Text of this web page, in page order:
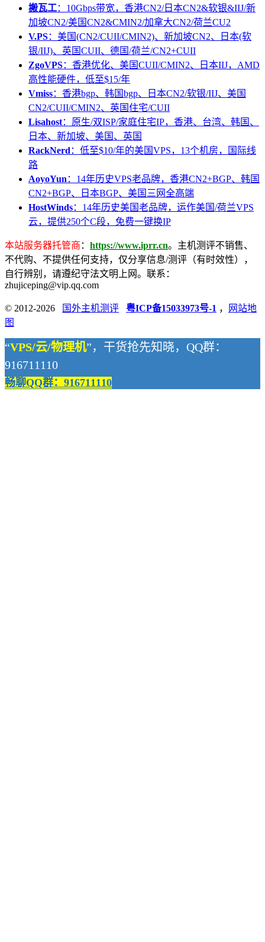
搬瓦工：10Gbps带宽，香港CN2/日本CN2&软银&IIJ/新
加坡CN2/美国CN2&CMIN2/加拿大CN2/荷兰CU2
V.PS：美国(CN2/CUII/CMIN2)、新加坡CN2、日本(软
银/IIJ)、英国CUII、德国/荷兰/CN2+CUII
ZgoVPS：香港优化、美国CUII/CMIN2、日本IIJ，AMD
高性能硬件，低至$15/年
Vmiss：香港bgp、韩国bgp、日本CN2/软银/IIJ、美国
CN2/CUII/CMIN2、英国住宅/CUII
Lisahost：原生/双ISP/家庭住宅IP，香港、台湾、韩国、
日本、新加坡、美国、英国
RackNerd ：低至$10/年的美国VPS，13个机房，国际线
路
AoyoYun ：14年历史VPS老品牌，香港CN2+BGP、韩国
CN2+BGP、日本BGP、美国三网全高端
HostWinds：14年历史美国老品牌，运作美国/荷兰VPS
云，提供250个C段，免费一键换IP
本站服务器托管商 ： https://www.iprr.cn。主机测评不销售、
不代购、不提供任何支持，仅分享信息/测评（有时效性），
自行辨别，请遵纪守法文明上网。联系：
zhujiceping@vip.qq.com
© 2012-2026 国外主机测评 粤ICP备15033973号-1 ，
网站地
图
“VPS/云/物理机”，干货抢先知晓，QQ群：
916711110
畅聊QQ群：916711110